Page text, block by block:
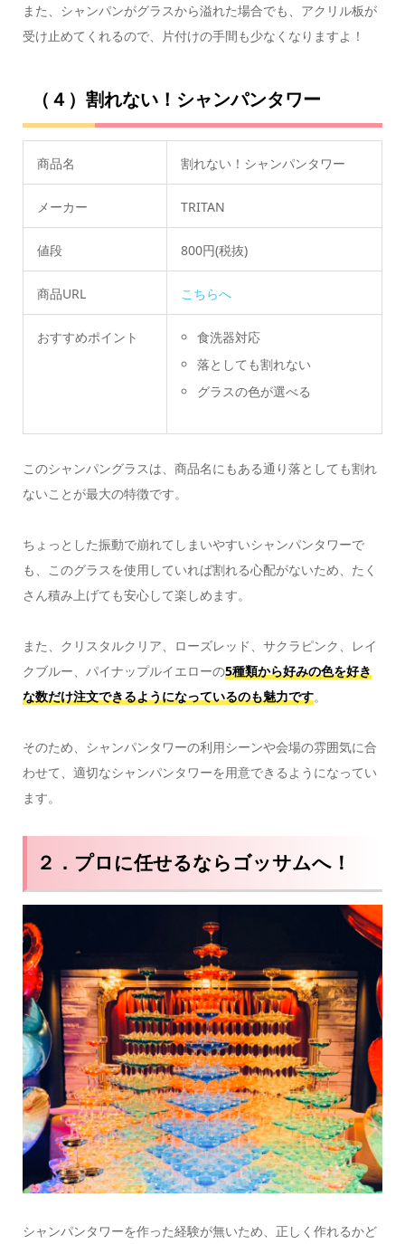
また、シャンパンがグラスから溢れた場合でも、アクリル板が
受け止めてくれるので、片付けの手間も少なくなりますよ！
（４）割れない！シャンパンタワー
商品名 割れない！シャンパンタワー
メーカー TRITAN
値段 800円(税抜)
商品URL こちらへ
おすすめポイント
食洗器対応
落としても割れない
グラスの色が選べる
このシャンパングラスは、商品名にもある通り落としても割れ
ないことが最大の特徴です。
ちょっとした振動で崩れてしまいやすいシャンパンタワーで
も、このグラスを使用していれば割れる心配がないため、たく
さん積み上げても安心して楽しめます。
また、クリスタルクリア、ローズレッド、サクラピンク、レイ
クブルー、パイナップルイエローの5種類から好みの色を好き
な数だけ注文できるようになっているのも魅力です。
そのため、シャンパンタワーの利用シーンや会場の雰囲気に合
わせて、適切なシャンパンタワーを用意できるようになってい
ます。
２．プロに任せるならゴッサムへ！
シャンパンタワーを作った経験が無いため、正しく作れるかど